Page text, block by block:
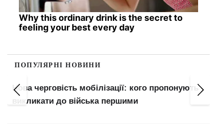
Why this ordinary drink is the secret to
feeling your best every day
ПОПУЛЯРНІ НОВИНИ
Нова черговість мобілізації: кого пропонують
викликати до війська першими